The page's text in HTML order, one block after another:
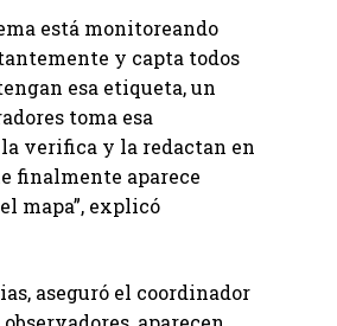
está monitoreando
y capta todos
esa etiqueta, un
toma esa
verifica y la redactan en
finalmente aparece
mapa”, explicó
aseguró el coordinador